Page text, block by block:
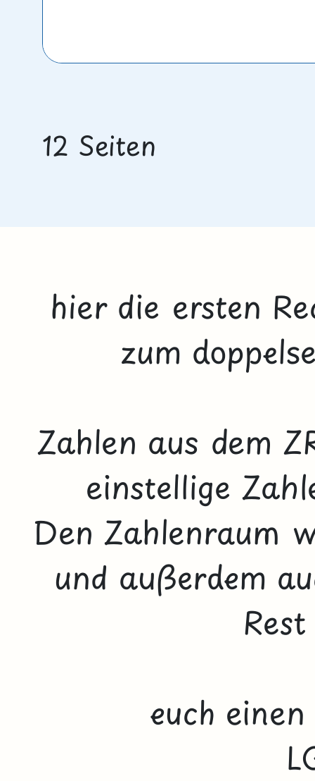
12 Seiten
hier die ersten
zum
Zahlen aus dem
einstellige
Den Zahlenraum
und außerdem
euch